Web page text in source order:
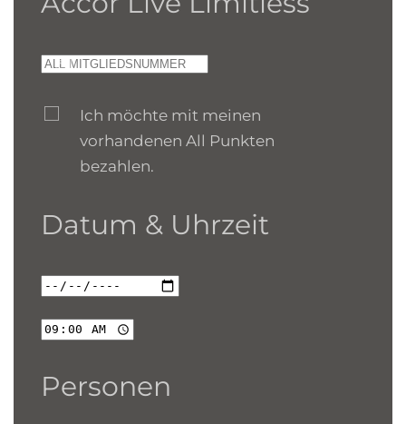
Ich möchte mit meinen
vorhandenen All Punkten
bezahlen.
Datum & Uhrzeit
Personen